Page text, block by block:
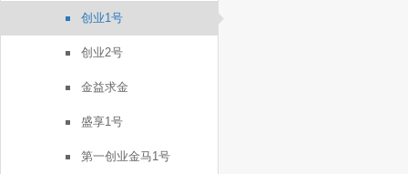
创业1号
创业2号
金益求金
盛享1号
第一创业金马1号